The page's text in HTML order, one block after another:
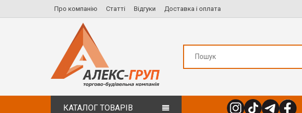
Про компанію Статті Відгуки Доставка і оплата
КАТАЛОГ ТОВАРІВ